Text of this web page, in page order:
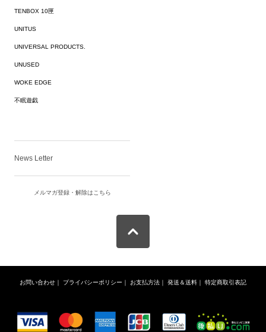
TENBOX 10匣
UNITUS
UNIVERSAL PRODUCTS.
UNUSED
WOKE EDGE
不眠遊戯
News Letter
メルマガ登録・解除はこちら
お問い合わせ プライバシーポリシー お支払方法 発送＆送料 特定商取引表記